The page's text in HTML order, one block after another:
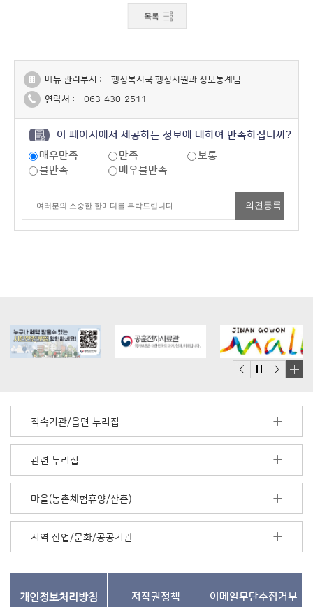
메뉴 관리부서 :
행정복지국 행정지원과 정보통계팀
연락처 :
063-430-2511
이 페이지에서 제공하는 정보에 대하여 만족하십니까?
매우만족
만족
보통
불만족
매우불만족
더
기
직속기관/읍면 누리집
관련 누리집
마을(농촌체험휴양/산촌)
지역 산업/문화/공공기관
개인정보처리방침 저작권정책 이메일무단수집거부